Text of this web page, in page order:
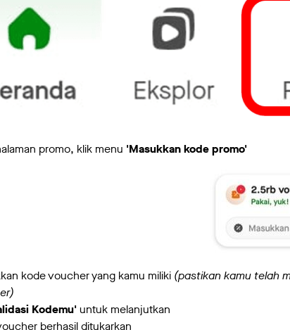
promo, klik menu 'Masukkan kode promo'
kode voucher yang kamu miliki (pastikan kamu telah
Kodemu' untuk melanjutkan
berhasil ditukarkan